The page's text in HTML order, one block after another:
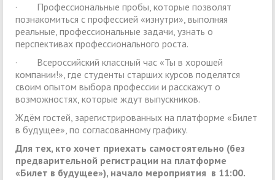
· Профессиональные пробы, которые позволят
познакомиться с профессией «изнутри», выполняя
реальные, профессиональные задачи, узнать о
перспективах профессионального роста.
· Всероссийский классный час «Ты в хорошей
компании!», где студенты старших курсов поделятся
своим опытом выбора профессии и расскажут о
возможностях, которые ждут выпускников.
Ждём гостей, зарегистрированных на платформе «Билет
в будущее», по согласованному графику.
Для тех, кто хочет приехать самостоятельно (без
предварительной регистрации на платформе
«Билет в будущее»), начало мероприятия в 11:00.